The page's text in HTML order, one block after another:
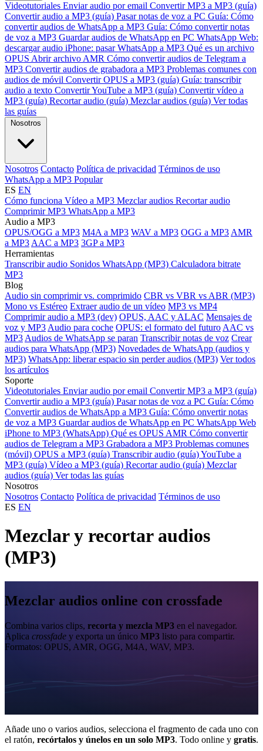
Videotutoriales Enviar audio por email Convertir MP3 a MP3 (guía)
Convertir audio a MP3 (guía) Pasar notas de voz a PC Guía: Cómo
convertir audios de WhatsApp a MP3 Guía: Cómo convertir notas
de voz a MP3 Guardar audios de WhatsApp en PC WhatsApp Web:
descargar audio iPhone: pasar WhatsApp a MP3 Qué es un archivo
OPUS Abrir archivo AMR Cómo convertir audios de Telegram a
MP3 Convertir audios de grabadora a MP3 Problemas comunes con
audios de móvil Convertir OPUS a MP3 (guía) Guía: transcribir
audio a texto Convertir YouTube a MP3 (guía) Convertir vídeo a
MP3 (guía) Recortar audio (guía) Mezclar audios (guía) Ver todas
las guías
Nosotros
Nosotros Contacto Política de privacidad Términos de uso
WhatsApp a MP3 Popular
ES EN
Cómo funciona Vídeo a MP3 Mezclar audios Recortar audio
Comprimir MP3 WhatsApp a MP3
Audio a MP3
OPUS/OGG a MP3 M4A a MP3 WAV a MP3 OGG a MP3 AMR
a MP3 AAC a MP3 3GP a MP3
Herramientas
Transcribir audio Sonidos WhatsApp (MP3) Calculadora bitrate
MP3
Blog
Audio sin comprimir vs. comprimido CBR vs VBR vs ABR (MP3)
Mono vs Estéreo Extraer audio de un vídeo MP3 vs MP4
Comprimir audio a MP3 (dev) OPUS, AAC y ALAC Mensajes de
voz y MP3 Audio para coche OPUS: el formato del futuro AAC vs
MP3 Audios de WhatsApp se paran Transcribir notas de voz Crear
audios para WhatsApp (MP3) Novedades de WhatsApp (audios y
MP3) WhatsApp: liberar espacio sin perder audios (MP3) Ver todos
los artículos
Soporte
Videotutoriales Enviar audio por email Convertir MP3 a MP3 (guía)
Convertir audio a MP3 (guía) Pasar notas de voz a PC Guía: Cómo
Convertir audios de WhatsApp a MP3 Guía: Cómo onvertir notas
de voz a MP3 Guardar audios de WhatsApp en PC WhatsApp Web
iPhone to MP3 (WhatsApp) Qué es OPUS AMR Cómo convertir
audios de Telegram a MP3 Grabadora a MP3 Problemas comunes
(móvil) OPUS a MP3 (guía) Transcribir audio (guía)YouTube a
MP3 (guía) Vídeo a MP3 (guía) Recortar audio (guía) Mezclar
audios (guía) Ver todas las guías
Nosotros
Nosotros Contacto Política de privacidad Términos de uso
ES EN
Mezclar y recortar audios
(MP3)
Mezclar audios online con crossfade
Combina varios clips, recorta y mezcla MP3 en el navegador.
Aplica crossfade y exporta un único MP3 listo para compartir.
Formatos: OPUS, AMR, OGG, M4A, WAV, MP3.
Añade uno o varios audios, selecciona el fragmento de cada uno con
el ratón, recórtalos y únelos en un solo MP3. Todo online y gratis.